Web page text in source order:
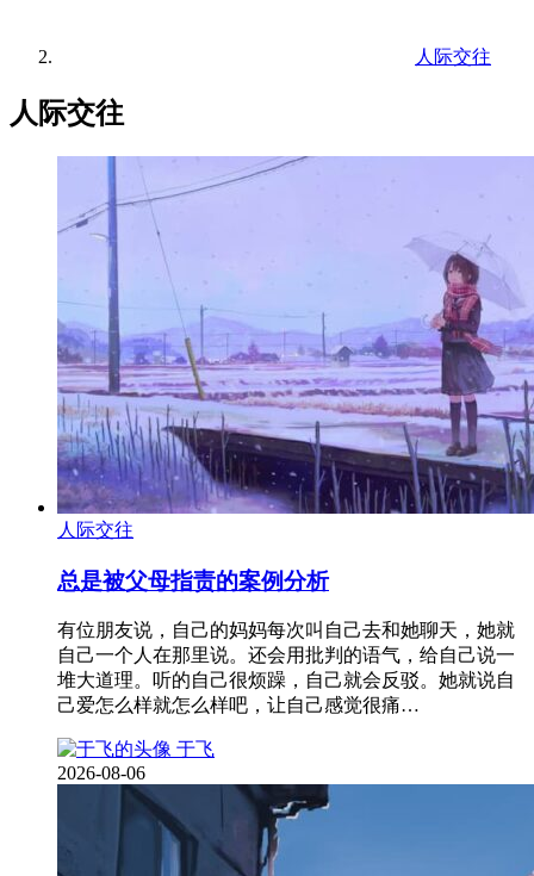
人际交往
人际交往
人际交往
总是被父母指责的案例分析
有位朋友说，自己的妈妈每次叫自己去和她聊天，她就
自己一个人在那里说。还会用批判的语气，给自己说一
堆大道理。听的自己很烦躁，自己就会反驳。她就说自
己爱怎么样就怎么样吧，让自己感觉很痛…
于飞
2026-08-06